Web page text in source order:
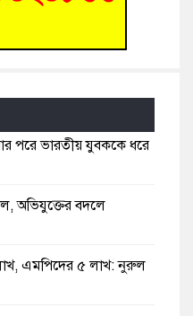
পরে ভারতীয় যুবককে ধরে
অভিযুক্তের বদলে
এমপিদের ৫ লাখ: নুরুল